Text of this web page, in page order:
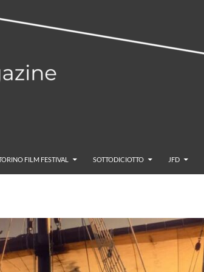
FILM FESTIVAL SOTTODICIOTTO JFD